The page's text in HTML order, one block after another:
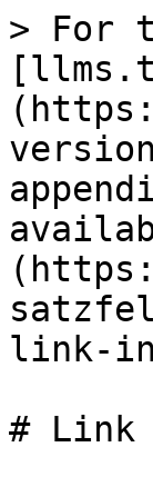
> For
link-
# Link